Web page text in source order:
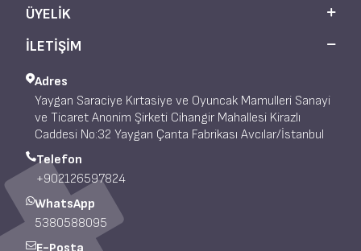
ÜYELIK
İLETİŞİM
Adres
Yaygan Saraciye Kırtasiye ve Oyuncak Mamulleri Sanayi
ve Ticaret Anonim Şirketi Cihangir Mahallesi Kirazlı
Caddesi No:32 Yaygan Çanta Fabrikası Avcılar/İstanbul
Telefon
+902126597824
WhatsApp
5380588095